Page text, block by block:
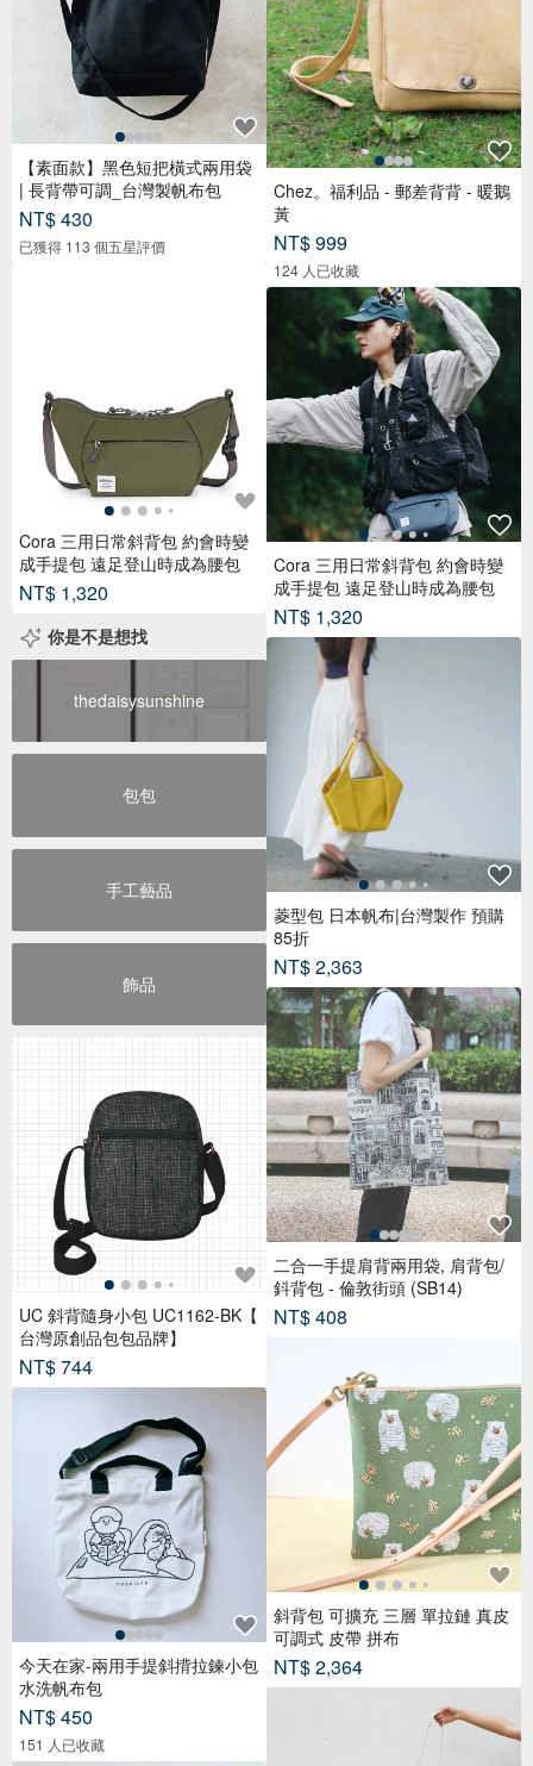
【素面款】黑色短把橫式兩用袋
| 長背帶可調_台灣製帆布包
NT$ 430
已獲得 113 個五星評價
Cora 三用日常斜背包 約會時變
成手提包 遠足登山時成為腰包
NT$ 1,320
你是不是想找
thedaisysunshine
包包
手工藝品
飾品
UC 斜背隨身小包 UC1162-BK【
台灣原創品包包品牌】
NT$ 744
今天在家-兩用手提斜揹拉鍊小包
水洗帆布包
NT$ 450
151 人已收藏
Chez。福利品 - 郵差背背 - 暖鵝
黃
NT$ 999
124 人已收藏
Cora 三用日常斜背包 約會時變
成手提包 遠足登山時成為腰包
NT$ 1,320
菱型包 日本帆布|台灣製作 預購
85折
NT$ 2,363
二合一手提肩背兩用袋, 肩背包/
鈄背包 - 倫敦街頭 (SB14)
NT$ 408
斜背包 可擴充 三層 單拉鏈 真皮
可調式 皮帶 拼布
NT$ 2,364